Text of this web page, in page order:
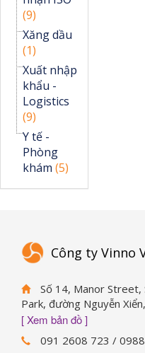
(9)
Xăng dầu
(1)
Xuất nhập
khẩu -
Logistics
(9)
Y tế -
Phòng
khám (5)
Công ty Vinno
Số 14, Manor Street,
Park, đường Nguyễn
[ Xem bản đồ ]
091 2608 723 /